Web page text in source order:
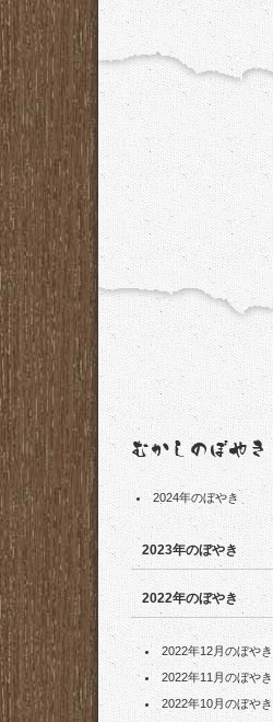
2024年のぼやき
2023年のぼやき
2022年のぼやき
2022年12月のぼやき
2022年11月のぼやき
2022年10月のぼやき